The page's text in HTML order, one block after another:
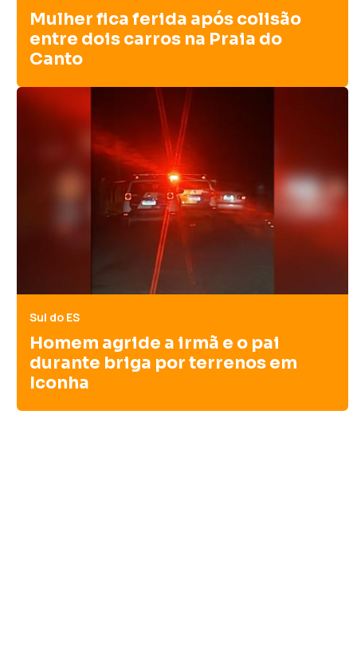
Mulher fica ferida após colisão
entre dois carros na Praia do
Canto
Sul do ES
Homem agride a irmã e o pai
durante briga por terrenos em
Iconha